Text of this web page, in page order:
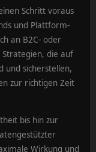
Schritt voraus
und Plattform-
an B2C- oder
die auf
und sicherstellen,
zur richtigen Zeit
bis hin zur
Wirkung und